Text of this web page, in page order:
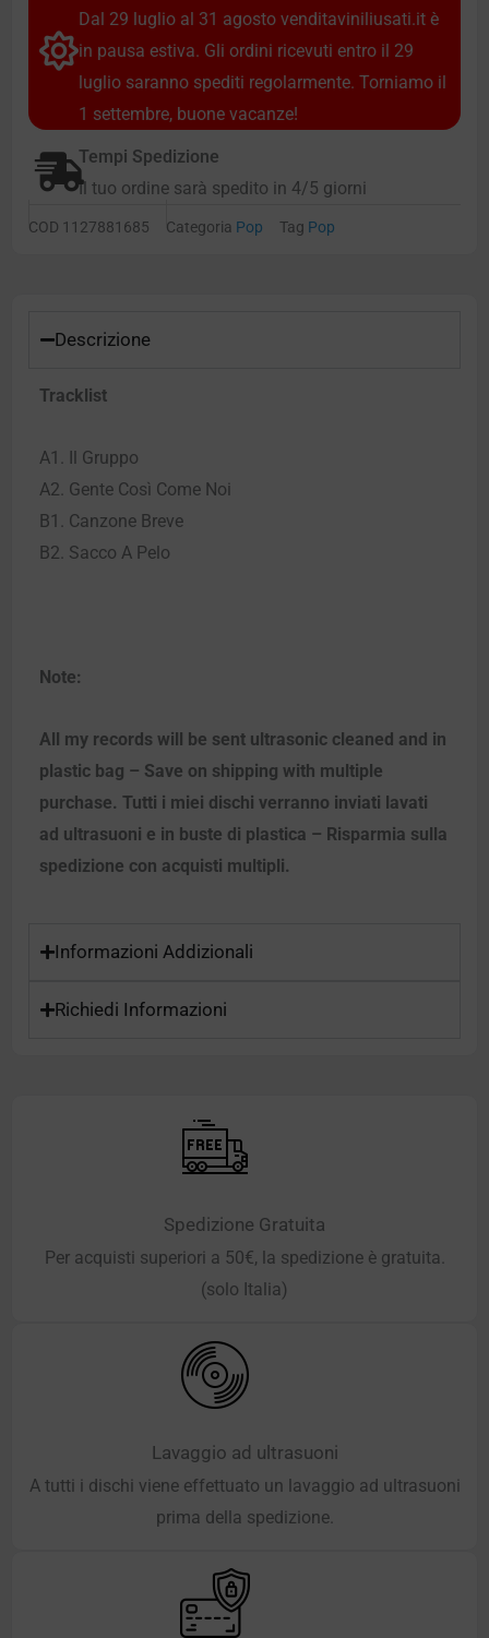
Dal 29 luglio al 31 agosto venditaviniliusati.it è
in pausa estiva. Gli ordini ricevuti entro il 29
luglio saranno spediti regolarmente. Torniamo il
1 settembre, buone vacanze!
Tempi Spedizione
Il tuo ordine sarà spedito in 4/5 giorni
COD 1127881685 Categoria Pop Tag Pop
Descrizione
Tracklist
A1. Il Gruppo
A2. Gente Così Come Noi
B1. Canzone Breve
B2. Sacco A Pelo
Note:
All my records will be sent ultrasonic cleaned and in
plastic bag – Save on shipping with multiple
purchase. Tutti i miei dischi verranno inviati lavati
ad ultrasuoni e in buste di plastica – Risparmia sulla
spedizione con acquisti multipli.
Informazioni Addizionali
Richiedi Informazioni
Spedizione Gratuita
Per acquisti superiori a 50€, la spedizione è gratuita.
(solo Italia)
Lavaggio ad ultrasuoni
A tutti i dischi viene effettuato un lavaggio ad ultrasuoni
prima della spedizione.